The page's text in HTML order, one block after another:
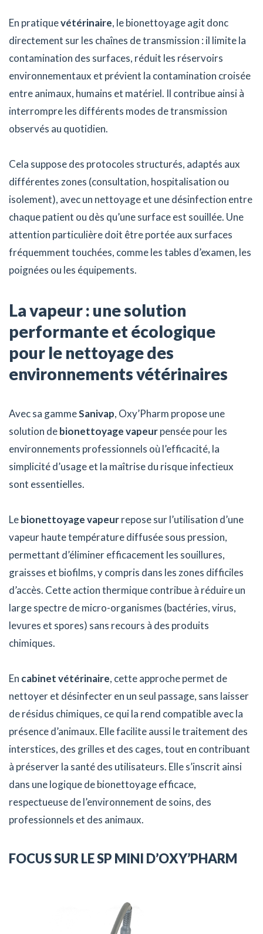
En pratiquevétérinaire, le bionettoyage agit donc
directement sur les chaînes de transmission : il limite la
contamination des surfaces, réduit les réservoirs
environnementaux et prévient la contamination croisée
entre animaux, humains et matériel. Il contribue ainsi à
interrompre les différents modes de transmission
observés au quotidien.
Cela suppose des protocoles structurés, adaptés aux
différentes zones (consultation, hospitalisation ou
isolement), avec un nettoyage et une désinfection entre
chaque patient ou dès qu’une surface est souillée. Une
attention particulière doit être portée aux surfaces
fréquemment touchées, comme les tables d’examen, les
poignées ou les équipements.
La vapeur : une solution
performante et écologique
pour le nettoyage des
environnements vétérinaires
Avec sa gammeSanivap, Oxy’Pharm propose une
solution debionettoyage vapeurpensée pour les
environnements professionnels où l’efficacité, la
simplicité d’usage et la maîtrise du risque infectieux
sont essentielles.
Lebionettoyage vapeurrepose sur l’utilisation d’une
vapeur haute température diffusée sous pression,
permettant d’éliminer efficacement les souillures,
graisses et biofilms, y compris dans les zones difficiles
d’accès. Cette action thermique contribue à réduire un
large spectre de micro-organismes (bactéries, virus,
levures et spores) sans recours à des produits
chimiques.
En cabinet vétérinaire, cette approche permet de
nettoyer et désinfecter en un seul passage, sans laisser
de résidus chimiques, ce qui la rend compatible avec la
présence d’animaux. Elle facilite aussi le traitement des
interstices, des grilles et des cages, tout en contribuant
à préserver la santé des utilisateurs. Elle s’inscrit ainsi
dans une logique de bionettoyage efficace,
respectueuse de l’environnement de soins, des
professionnels et des animaux.
FOCUS SUR LE SP MINI D’OXY’PHARM